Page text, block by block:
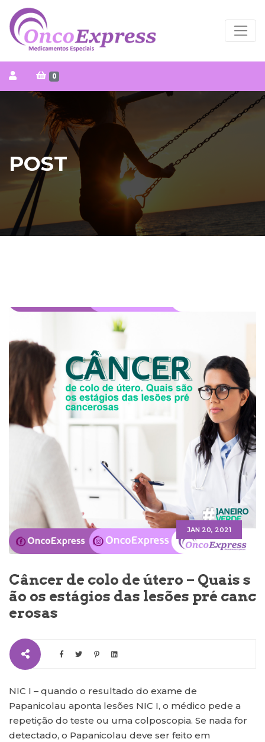
0
POST
JAN 20, 2021
Câncer de colo de útero – Quais s
ão os estágios das lesões pré canc
erosas
NIC I – quando o resultado do exame de
Papanicolau aponta lesões NIC I, o médico pede a
repetição do teste ou uma colposcopia. Se nada for
detectado, o Papanicolau deve ser feito em